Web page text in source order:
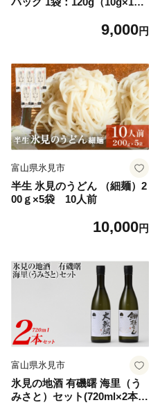
添加物無添加 ノンカフェイン
9,000円
富山県氷見市
半生 氷見のうどん （細麺）2
00ｇ×5袋 10人前
10,000円
富山県氷見市
氷見の地酒 有磯曙 海里（う
みさと）セット(720ml×2本）